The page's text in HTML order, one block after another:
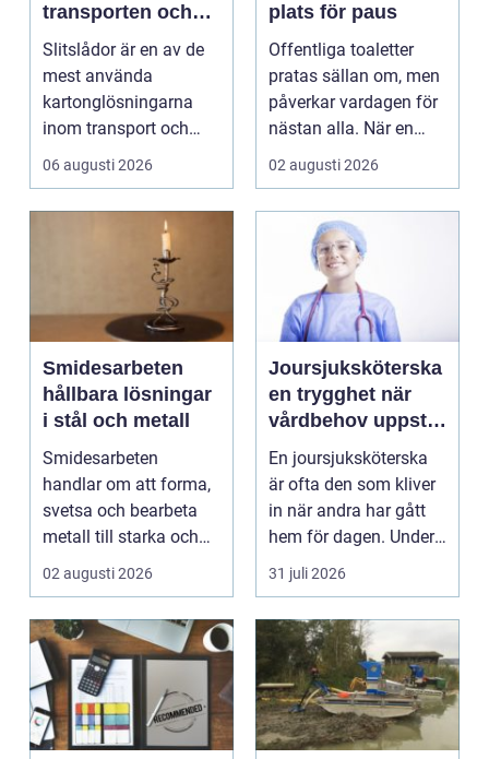
transporten och
stärker varumärket
Slitslådor är en av de
mest använda
kartonglösningarna
inom transport och
logis...
06 augusti 2026
plats för paus
Offentliga toaletter
pratas sällan om, men
påverkar vardagen för
nästan alla. När en
stad, park elle...
02 augusti 2026
Smidesarbeten
hållbara lösningar
i stål och metall
Smidesarbeten
handlar om att forma,
svetsa och bearbeta
metall till starka och
hållbara konstruktion...
02 augusti 2026
Joursjuksköterska
en trygghet när
vårdbehov uppstår
dygnet runt
En joursjuksköterska
är ofta den som kliver
in när andra har gått
hem för dagen. Under
sena kvällar,...
31 juli 2026